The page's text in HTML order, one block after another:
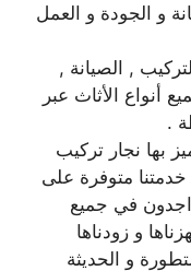
و الجودة و العمل
, الصيانة ,
أنواع الأثاث عبر
.
بها نجار تركيب
متوفرة على
متواجدون في جميع
و زودناها
و الحديثة